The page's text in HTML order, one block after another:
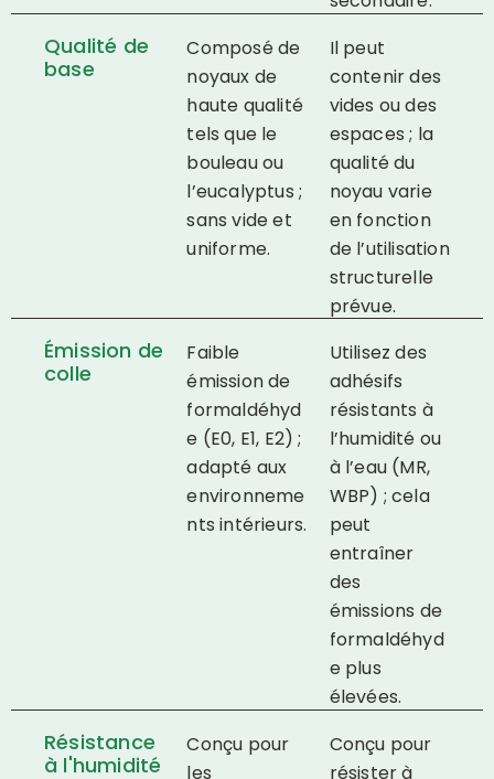
Qualité de
base
Composé de
noyaux de
haute qualité
tels que le
bouleau ou
l’eucalyptus ;
sans vide et
uniforme.
Il peut
contenir des
vides ou des
espaces ; la
qualité du
noyau varie
en fonction
de l’utilisation
structurelle
prévue.
Émission de
colle
Faible
émission de
formaldéhyd
e (E0, E1, E2) ;
adapté aux
environneme
nts intérieurs.
Utilisez des
adhésifs
résistants à
l’humidité ou
à l’eau (MR,
WBP) ; cela
peut
entraîner
des
émissions de
formaldéhyd
e plus
élevées.
Résistance
à l'humidité
Conçu pour
les
Conçu pour
résister à